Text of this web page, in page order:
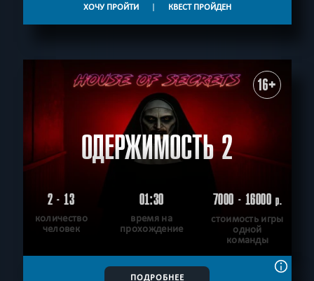
ХОЧУ ПРОЙТИ | КВЕСТ ПРОЙДЕН
16+
ОДЕРЖИМОСТЬ 2
2 - 13
количество
человек
01:30
время на
прохождение
7000 - 16000р.
стоимость игры
одной
команды
ПОДРОБНЕЕ